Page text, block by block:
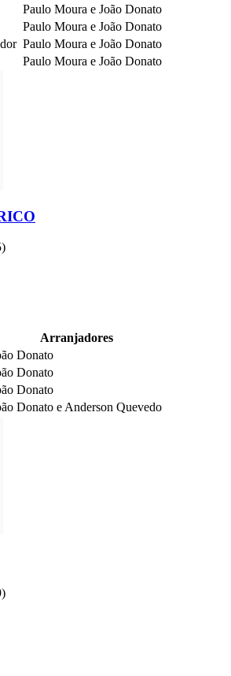
Paulo Moura e João Donato
Paulo Moura e João Donato
Paulo Moura e João Donato
Paulo Moura e João Donato
Arranjadores
Donato
Donato
Donato
Donato e Anderson Quevedo